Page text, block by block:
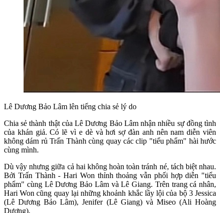
Lê Dương Bảo Lâm lên tiếng chia sẻ lý do
Chia sẻ thành thật của Lê Dương Bảo Lâm nhận nhiều sự đồng tình
của khán giả. Có lẽ vì e dè và hơi sợ đàn anh nên nam diễn viên
không dám rủ Trấn Thành cùng quay các clip "tiểu phẩm" hài hước
cùng mình.
Dù vậy nhưng giữa cả hai không hoàn toàn tránh né, tách biệt nhau.
Bởi Trấn Thành - Hari Won thỉnh thoảng vẫn phối hợp diễn "tiểu
phẩm" cùng Lê Dương Bảo Lâm và Lê Giang. Trên trang cá nhân,
Hari Won cũng quay lại những khoảnh khắc lầy lội của bộ 3 Jessica
(Lê Dương Bảo Lâm), Jenifer (Lê Giang) và Miseo (Ali Hoàng
Dương).